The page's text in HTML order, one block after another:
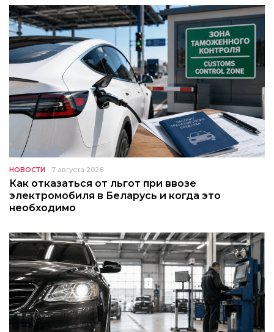
НОВОСТИ 7 августа 2026
Как отказаться от льгот при ввозе
электромобиля в Беларусь и когда это
необходимо